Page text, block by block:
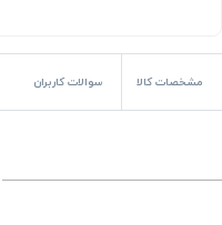
مشخصات کالا سوالات کاربران